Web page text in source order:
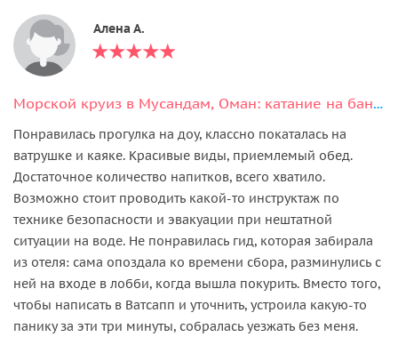
Алена А.
Морской круиз в Мусандам, Оман: катание на банане, рыбалка, снорклинг
Понравилась прогулка на доу, классно покаталась на
ватрушке и каяке. Красивые виды, приемлемый обед.
Достаточное количество напитков, всего хватило.
Возможно стоит проводить какой-то инструктаж по
технике безопасности и эвакуации при нештатной
ситуации на воде. Не понравилась гид, которая забирала
из отеля: сама опоздала ко времени сбора, разминулись с
ней на входе в лобби, когда вышла покурить. Вместо того,
чтобы написать в Ватсапп и уточнить, устроила какую-то
панику за эти три минуты, собралась уезжать без меня.